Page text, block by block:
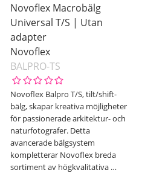
Novoflex Macrobälg
Universal T/S | Utan
adapter
Novoflex
BALPRO-TS
Novoflex Balpro T/S, tilt/shift-
bälg, skapar kreativa möjligheter
för passionerade arkitektur- och
naturfotografer. Detta
avancerade bälgsystem
kompletterar Novoflex breda
sortiment av högkvalitativa …